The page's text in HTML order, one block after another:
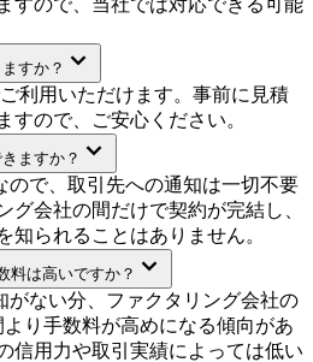
すか？
利用いただけます。事前に見積
すので、ご安心ください。
ますか？
ので、取引先への通知は一切不要
グ会社の間だけで契約が完結し、
知られることはありません。
料は高いですか？
がない分、ファクタリング会社の
り手数料が高めになる傾向があ
信用力や取引実績によっては低い